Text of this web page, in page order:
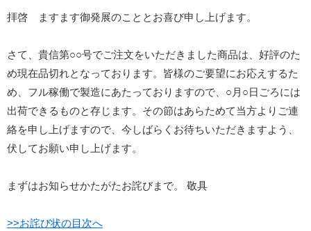
拝啓 ますます御発展のこととお喜び申し上げます。
さて、貴信第○○号でご注文をいただきました商品は、好評のた
め現在品切れとなっております。皆様のご要望にお応えするた
め、フル稼働で製造にあたっておりますので、○月○日ごろには
出荷できるものと存じます。その節はあらためて当方よりご連
絡を申し上げますので、今しばらくお待ちいただきますよう、
伏してお願い申し上げます。
まずはお知らせかたがたお詫びまで。 敬具
>>お詫び状の目次へ